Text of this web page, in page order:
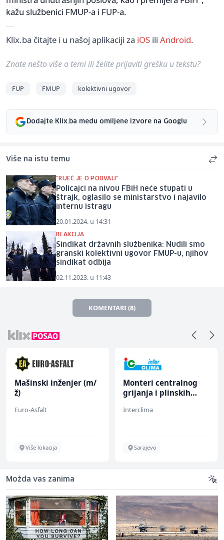
kažu službenici FMUP-a i FUP-a.
Klix.ba čitajte i u našoj aplikaciji za iOS ili Android.
Znate nešto više o temi ili želite prijaviti grešku u tekstu?
FUP FMUP kolektivni ugovor
Dodajte Klix.ba među omiljene izvore na Googlu
Više na istu temu
"RIJEČ JE O PODVALI"
Policajci na nivou FBiH neće stupati u
štrajk, oglasilo se ministarstvo i najavilo
internu istragu
20.01.2024. u 14:31
REAKCIJA
Sindikat državnih službenika: Nudili smo
granski kolektivni ugovor FMUP-u, njihov
sindikat odbija
02.11.2023. u 11:43
KOMENTARI (8)
Mašinski inženjer (m/
ž)
Euro-Asfalt
Više lokacija
Monteri centralnog
grijanja i plinskih
Interclima
Sarajevo
Možda vas zanima